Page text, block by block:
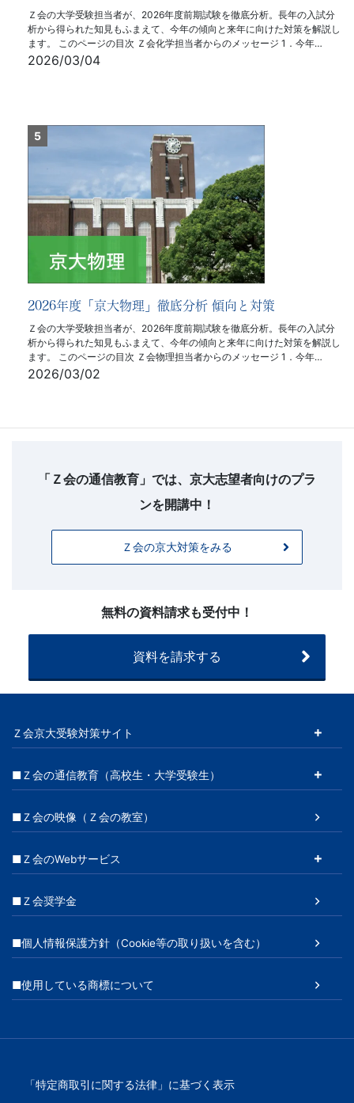
Ｚ会の大学受験担当者が、2026年度前期試験を徹底分析。長年の入試分
析から得られた知見もふまえて、今年の傾向と来年に向けた対策を解説し
ます。 このページの目次 Ｚ会化学担当者からのメッセージ 1．今年…
2026/03/04
2026年度「京大物理」徹底分析 傾向と対策
Ｚ会の大学受験担当者が、2026年度前期試験を徹底分析。長年の入試分
析から得られた知見もふまえて、今年の傾向と来年に向けた対策を解説し
ます。 このページの目次 Ｚ会物理担当者からのメッセージ 1．今年…
2026/03/02
「Ｚ会の通信教育」では、京大志望者向けのプラ
ンを開講中！
Ｚ会の京大対策をみる
無料の資料請求も受付中！
資料を請求する
Ｚ会京大受験対策サイト
■Ｚ会の通信教育（高校生・大学受験生）
■Ｚ会の映像（Ｚ会の教室）
■Ｚ会のWebサービス
■Ｚ会奨学金
■個人情報保護方針（Cookie等の取り扱いを含む）
■使用している商標について
「特定商取引に関する法律」に基づく表示